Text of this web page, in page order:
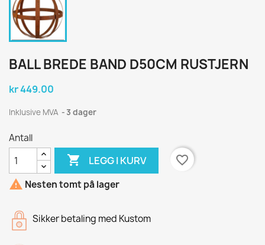
BALL BREDE BAND D50CM RUSTJERN
kr 449.00
Inklusive MVA 3 dager
Antall
 LEGG I KURV
favorite_border
 Nesten tomt på lager
Sikker betaling med Kustom